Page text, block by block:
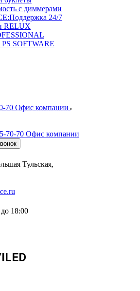
с диммерами
24/7
RELUX
SOFTWARE
70 Офис компании
70-70 Офис компании
Тульская,
18:00